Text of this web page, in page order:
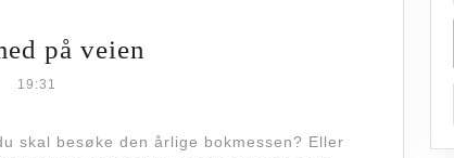
på veien
Gode
19:31
skal besøke den årlige bokmessen? Eller